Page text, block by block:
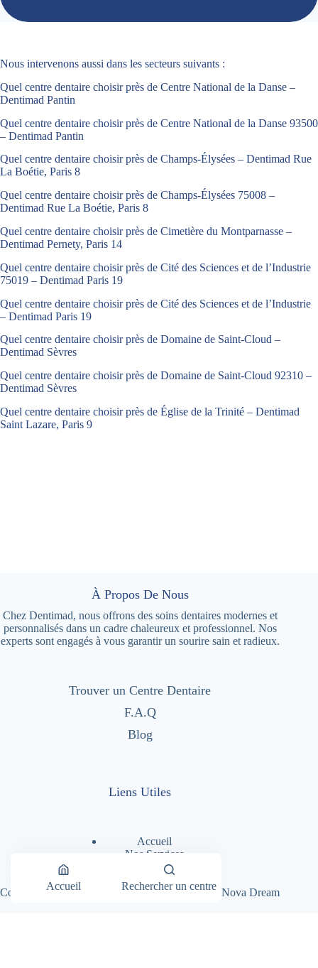
Nous intervenons aussi dans les secteurs suivants :
Quel centre dentaire choisir près de Centre National de la Danse –
Dentimad Pantin
Quel centre dentaire choisir près de Centre National de la Danse 93500
– Dentimad Pantin
Quel centre dentaire choisir près de Champs-Élysées – Dentimad Rue
La Boétie, Paris 8
Quel centre dentaire choisir près de Champs-Élysées 75008 –
Dentimad Rue La Boétie, Paris 8
Quel centre dentaire choisir près de Cimetière du Montparnasse –
Dentimad Pernety, Paris 14
Quel centre dentaire choisir près de Cité des Sciences et de l’Industrie
75019 – Dentimad Paris 19
Quel centre dentaire choisir près de Cité des Sciences et de l’Industrie
– Dentimad Paris 19
Quel centre dentaire choisir près de Domaine de Saint-Cloud –
Dentimad Sèvres
Quel centre dentaire choisir près de Domaine de Saint-Cloud 92310 –
Dentimad Sèvres
Quel centre dentaire choisir près de Église de la Trinité – Dentimad
Saint Lazare, Paris 9
À Propos De Nous
Chez Dentimad, nous offrons des soins dentaires modernes et
personnalisés dans un cadre chaleureux et professionnel. Nos
experts sont engagés à vous garantir un sourire sain et radieux.
Trouver un Centre Dentaire
F.A.Q
Blog
Liens Utiles
Accueil
Nos Services
Nos Centres Dentaires
A Propos
Copyright © 2026 - Dentimad |Création Site par Nova Dream
Accueil Rechercher un centre